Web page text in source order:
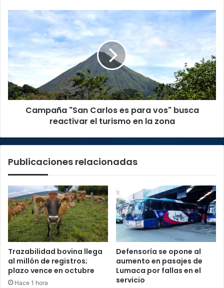
"San
es
para
vos"
busca
reactivar
el
turismoCampaña "San Carlos es para vos" busca
reactivar el turismo en la zona
Publicaciones relacionadas
Trazabilidad bovina llega
al millón de registros;
plazo vence en octubre
Hace 1 hora
Defensoría se opone al
aumento en pasajes de
Lumaca por fallas en el
servicio